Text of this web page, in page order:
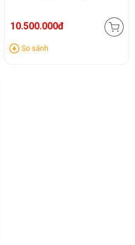
10.500.000đ
So sánh